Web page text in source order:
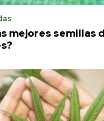
mejores semillas